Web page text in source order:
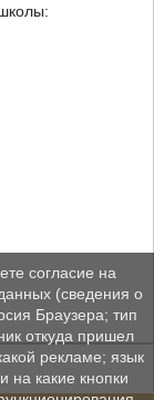
согласие на
(сведения о
Браузера; тип
откуда пришел
рекламе; язык
на какие кнопки